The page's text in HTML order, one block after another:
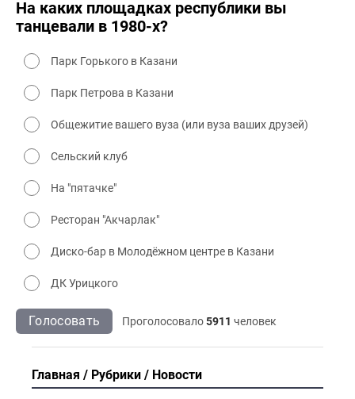
На каких площадках республики вы
танцевали в 1980-х?
Парк Горького в Казани
Парк Петрова в Казани
Общежитие вашего вуза (или вуза ваших друзей)
Сельский клуб
На "пятачке"
Ресторан "Акчарлак"
Диско-бар в Молодёжном центре в Казани
ДК Урицкого
Голосовать Проголосовало5911 человек
Главная Рубрики Новости